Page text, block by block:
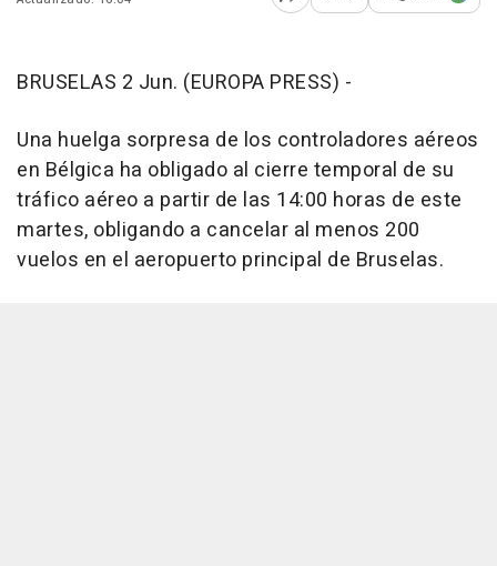
BRUSELAS 2 Jun. (EUROPA PRESS) -
Una huelga sorpresa de los controladores aéreos
en Bélgica ha obligado al cierre temporal de su
tráfico aéreo a partir de las 14:00 horas de este
martes, obligando a cancelar al menos 200
vuelos en el aeropuerto principal de Bruselas.